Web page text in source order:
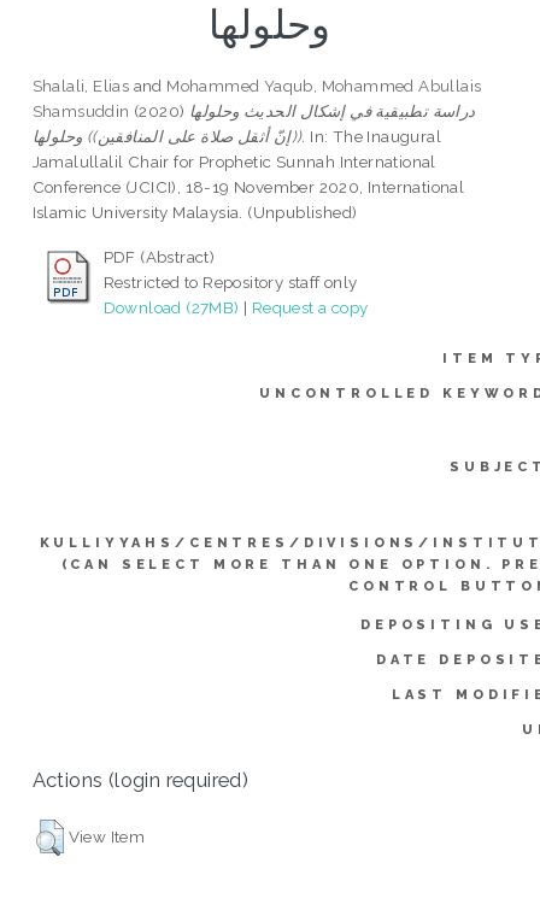
وحلولها
Shalali, Elias and Mohammed Yaqub, Mohammed Abullais
Shamsuddin (2020) دراسة تطبيقية في إشكال الحديث وحلولها
((إنّ أثقل صلاة على المنافقين)) وحلولها. In: The Inaugural
Jamalullalil Chair for Prophetic Sunnah International
Conference (JCICI), 18-19 November 2020, International
Islamic University Malaysia. (Unpublished)
PDF (Abstract)
Restricted to Repository staff only
Download (27MB) | Request a copy
ITEM
UNCONTROLLED
KULLIYYAHS/CENTRES/DIVISIONS/
(CAN SELECT MORE THAN ONE OPTION.
CONTROL
DEPOSITING
DATE
LAST
Actions (login required)
View Item